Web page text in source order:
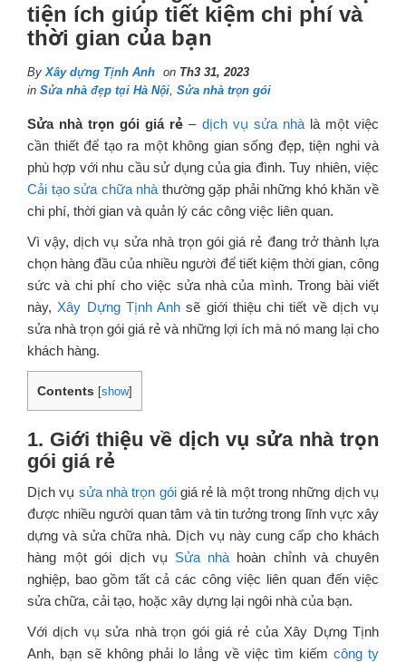
tiện ích giúp tiết kiệm chi phí và
thời gian của bạn
By Xây dựng Tịnh Anh on Th3 31, 2023
in Sửa nhà đẹp tại Hà Nội Sửa nhà trọn gói
Sửa nhà trọn gói giá rẻ – dịch vụ sửa nhàlà một việc
cần thiết để tạo ra một không gian sống đẹp, tiện nghi và
phù hợp với nhu cầu sử dụng của gia đình. Tuy nhiên, việc
Cải tạo sửa chữa nhà thường gặp phải những khó khăn về
chi phí, thời gian và quản lý các công việc liên quan.
Vì vậy, dịch vụ sửa nhà trọn gói giá rẻ đang trở thành lựa
chọn hàng đầu của nhiều người để tiết kiệm thời gian, công
sức và chi phí cho việc sửa nhà của mình. Trong bài viết
này, Xây Dựng Tịnh Anh sẽ giới thiệu chi tiết về dịch vụ
sửa nhà trọn gói giá rẻ và những lợi ích mà nó mang lại cho
khách hàng.
Contents [show]
1. Giới thiệu về dịch vụ sửa nhà trọn
gói giá rẻ
Dịch vụ sửa nhà trọn góigiá rẻ là một trong những dịch vụ
được nhiều người quan tâm và tin tưởng trong lĩnh vực xây
dựng và sửa chữa nhà. Dịch vụ này cung cấp cho khách
hàng một gói dịch vụ Sửa nhà hoàn chỉnh và chuyên
nghiệp, bao gồm tất cả các công việc liên quan đến việc
sửa chữa, cải tạo, hoặc xây dựng lại ngôi nhà của bạn.
Với dịch vụ sửa nhà trọn gói giá rẻ của Xây Dựng Tịnh
Anh, bạn sẽ không phải lo lắng về việc tìm kiếm công ty